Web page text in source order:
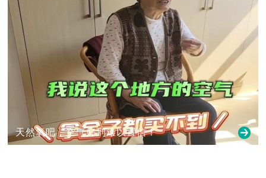
天然氧吧，空气好到难以置信！